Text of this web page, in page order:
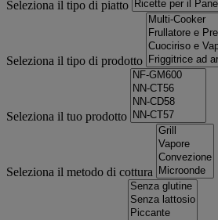
Seleziona il tipo di piatto
Seleziona il tipo di prodotto
Seleziona il tuo prodotto
Seleziona il metodo di cottura